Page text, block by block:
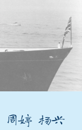
周婷 杨兴